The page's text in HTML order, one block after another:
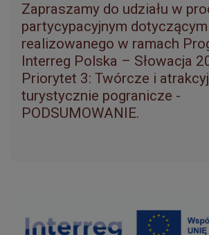
Zapraszamy do udziału w
partycypacyjnym
realizowanego w ramach
Interreg Polska – Słowacja
Priorytet 3: Twórcze i
turystycznie pogranicze -
PODSUMOWANIE.